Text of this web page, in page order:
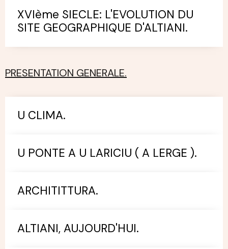
XVIème SIECLE: L'EVOLUTION DU
SITE GEOGRAPHIQUE D'ALTIANI.
PRESENTATION GENERALE.
U CLIMA.
U PONTE A U LARICIU ( A LERGE ).
ARCHITITTURA.
ALTIANI, AUJOURD'HUI.